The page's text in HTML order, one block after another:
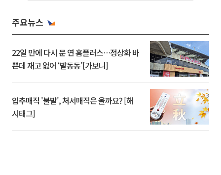
주요뉴스
22일 만에 다시 문 연 홈플러스…정상화 바
쁜데 재고 없어 ‘발동동’[가보니]
입추매직 '불발', 처서매직은 올까요? [해
시태그]